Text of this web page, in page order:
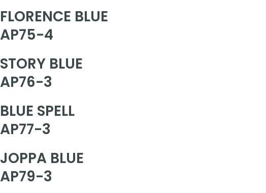
FLORENCE BLUE
AP75-4
STORY BLUE
AP76-3
BLUE SPELL
AP77-3
JOPPA BLUE
AP79-3